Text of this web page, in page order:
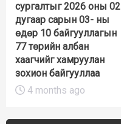
сургалтыг 2026 оны 02
дугаар сарын 03- ны
өдөр 10 байгууллагын
77 төрийн албан
хаагчийг хамруулан
зохион байгууллаа
4 months ago